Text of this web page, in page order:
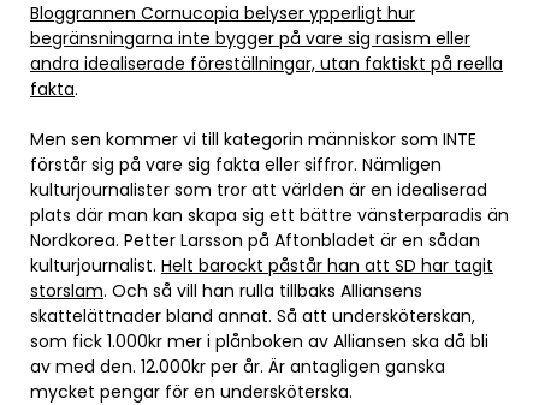
Bloggrannen Cornucopia belyser ypperligt hur
begränsningarna inte bygger på vare sig rasism eller
andra idealiserade föreställningar, utan faktiskt på reella
fakta.
Men sen kommer vi till kategorin människor som INTE
förstår sig på vare sig fakta eller siffror. Nämligen
kulturjournalister som tror att världen är en idealiserad
plats där man kan skapa sig ett bättre vänsterparadis än
Nordkorea. Petter Larsson på Aftonbladet är en sådan
kulturjournalist. Helt barockt påstår han att SD har tagit
storslam. Och så vill han rulla tillbaks Alliansens
skattelättnader bland annat. Så att undersköterskan,
som fick 1.000kr mer i plånboken av Alliansen ska då bli
av med den. 12.000kr per år. Är antagligen ganska
mycket pengar för en undersköterska.